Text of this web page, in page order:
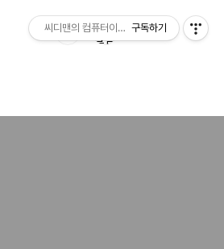
씨디맨의 컴퓨터이야기구독하기